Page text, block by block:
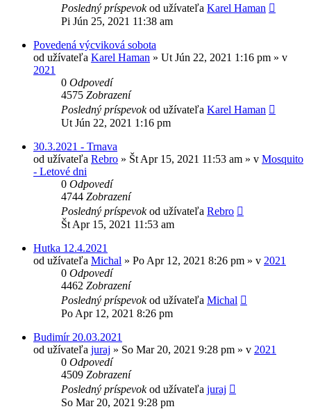
Posledný príspevokod užívateľa Karel Haman
Pi Jún 25, 2021 11:38 am
Povedená výcviková sobota
od užívateľa Karel Haman » Ut Jún 22, 2021 1:16 pm » v
2021
0 Odpovedí
4575 Zobrazení
Posledný príspevokod užívateľa Karel Haman
Ut Jún 22, 2021 1:16 pm
30.3.2021 - Trnava
od užívateľa Rebro » Št Apr 15, 2021 11:53 am » v Mosquito
- Letové dni
0 Odpovedí
4744 Zobrazení
Posledný príspevokod užívateľa Rebro
Št Apr 15, 2021 11:53 am
Hutka 12.4.2021
od užívateľa Michal » Po Apr 12, 2021 8:26 pm » v 2021
0 Odpovedí
4462 Zobrazení
Posledný príspevokod užívateľa Michal
Po Apr 12, 2021 8:26 pm
Budimír 20.03.2021
od užívateľa juraj » So Mar 20, 2021 9:28 pm » v 2021
0 Odpovedí
4509 Zobrazení
Posledný príspevokod užívateľa juraj
So Mar 20, 2021 9:28 pm